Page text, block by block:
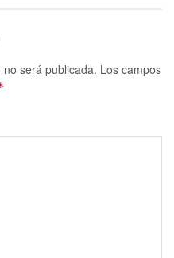
será publicada. Los campos